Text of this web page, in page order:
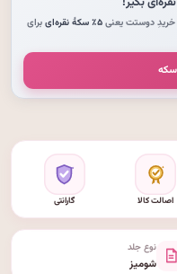
خریدِ دوستت یعنی۵٪ سکهٔ نقره‌ای
برای
اصالت کالا گارانتی
نوع جلد
شومیز